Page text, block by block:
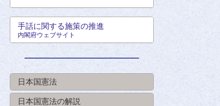
手話に関する施策の推進
内閣府ウェブサイト
日本国憲法
日本国憲法の解説